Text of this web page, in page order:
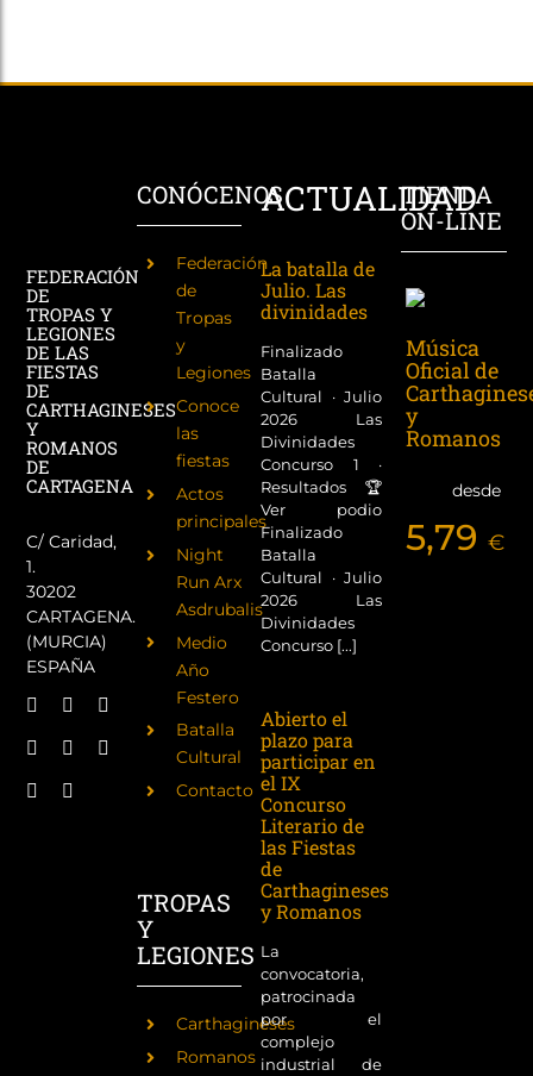
FEDERACIÓN
DE
TROPAS Y
LEGIONES
DE LAS
FIESTAS
DE
CARTHAGINESES
Y
ROMANOS
DE
CARTAGENA
C/ Caridad,
1.
30202
CARTAGENA.
(MURCIA)
ESPAÑA
CONÓCENOS
Federación
de
Tropas
y
Legiones
Conoce
las
fiestas
Actos
principales
Night
Run Arx
Asdrubalis
Medio
Año
Festero
Batalla
Cultural
Contacto
TROPAS
Y
LEGIONES
Carthagineses
Romanos
ACTUALIDAD
La batalla de
Julio. Las
divinidades
Finalizado
Batalla
Cultural · Julio
2026 Las
Divinidades
Concurso 1 ·
Resultados 🏆
Ver podio
Finalizado
Batalla
Cultural · Julio
2026 Las
Divinidades
Concurso [...]
Abierto el
plazo para
participar en
el IX
Concurso
Literario de
las Fiestas
de
Carthagineses
y Romanos
La
convocatoria,
patrocinada
por el
complejo
industrial de
TIENDA
ON-LINE
Música
Oficial de
y
Romanos
desde
5,79€